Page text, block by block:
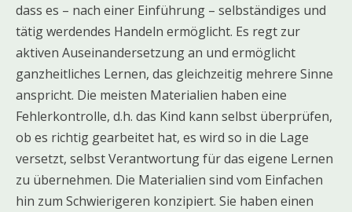
dass es – nach einer Einführung – selbständiges und
tätig werdendes Handeln ermöglicht. Es regt zur
aktiven Auseinandersetzung an und ermöglicht
ganzheitliches Lernen, das gleichzeitig mehrere Sinne
anspricht. Die meisten Materialien haben eine
Fehlerkontrolle, d.h. das Kind kann selbst überprüfen,
ob es richtig gearbeitet hat, es wird so in die Lage
versetzt, selbst Verantwortung für das eigene Lernen
zu übernehmen. Die Materialien sind vom Einfachen
hin zum Schwierigeren konzipiert. Sie haben einen